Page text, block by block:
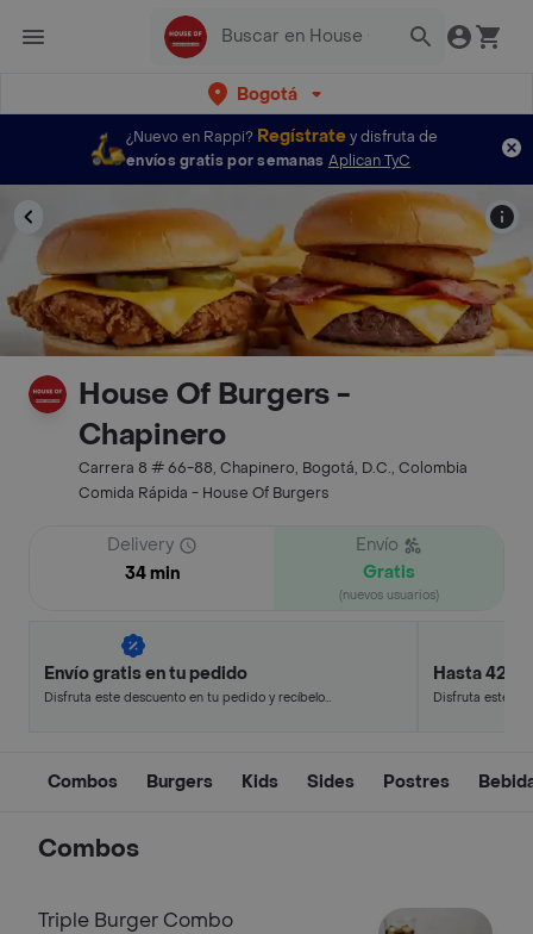
Bogotá
¿Nuevo en Rappi? Regístratey disfruta de
envíos gratis por semanas Aplican TyC
House Of Burgers -
Chapinero
Carrera 8 # 66-88, Chapinero, Bogotá, D.C., Colombia
Comida Rápida - House Of Burgers
Delivery
34 min
Envío
Gratis
(nuevos usuarios)
Envío gratis en tu pedido
Disfruta este descuento en tu pedido y recíbelo
Hasta 42%
Disfruta este
Combos Burgers Kids Sides Postres
Combos
Triple Burger Combo